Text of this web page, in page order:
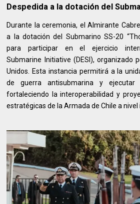
Despedida a la dotación del
Durante la ceremonia, el Almirante
a la dotación del Submarino SS-20
para participar en el ejercicio
Submarine Initiative (DESI), organizado
Unidos. Esta instancia permitirá a la
de guerra antisubmarina y ejecutar
fortaleciendo la interoperabilidad y
estratégicas de la Armada de Chile a nivel